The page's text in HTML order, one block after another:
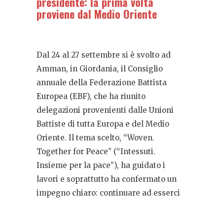
proviene dal Medio Oriente
Dal 24 al 27 settembre si è svolto ad
Amman, in Giordania, il Consiglio
annuale della Federazione Battista
Europea (EBF), che ha riunito
delegazioni provenienti dalle Unioni
Battiste di tutta Europa e del Medio
Oriente. Il tema scelto, “Woven.
Together for Peace” (“Intessuti.
Insieme per la pace”), ha guidato i
lavori e soprattutto ha confermato un
impegno chiaro: continuare ad esserci